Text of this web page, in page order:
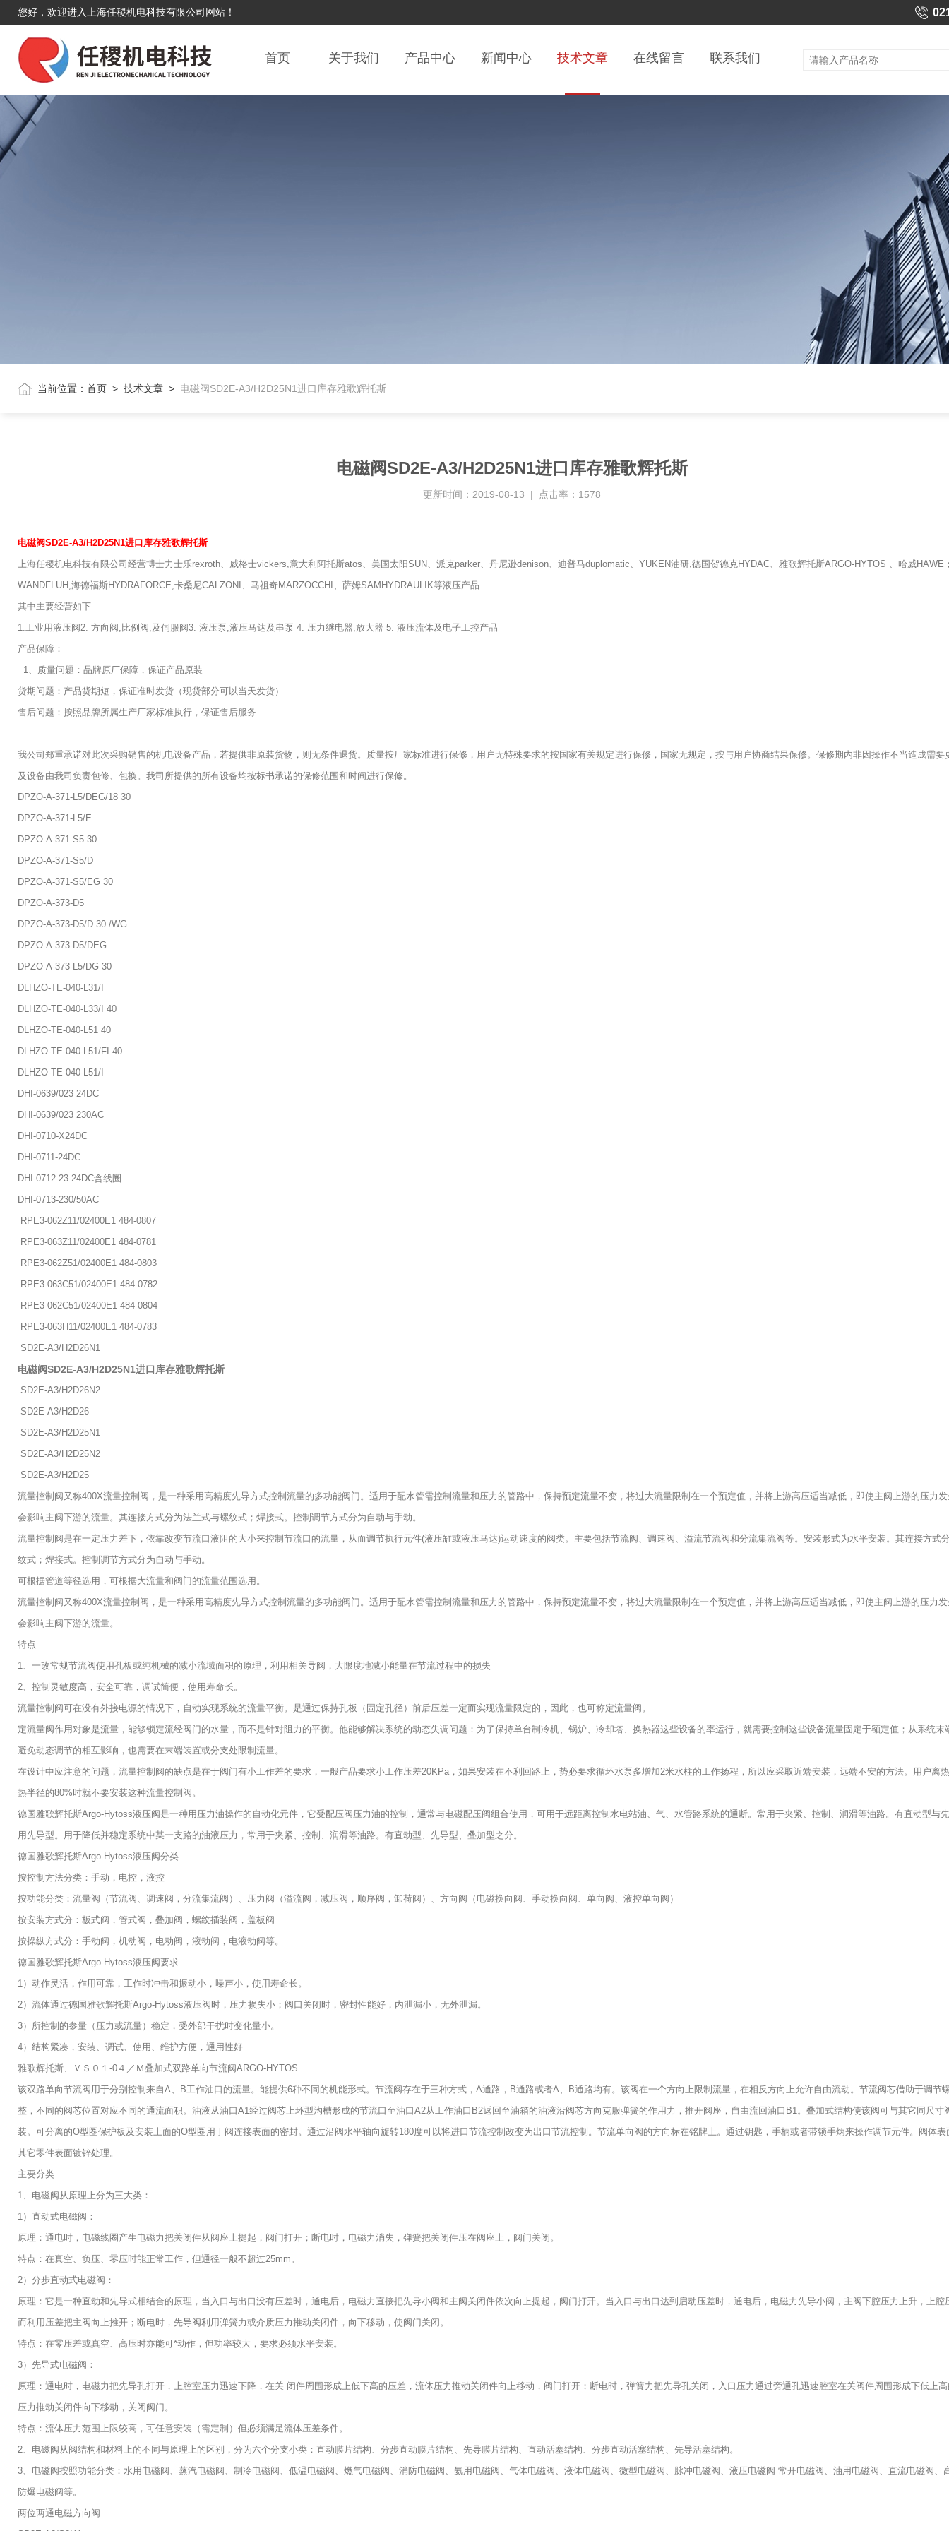
您好，欢迎进入上海任稷机电科技有限公司网站！
首页 关于我们 产品中心 新闻中心 技术文章 在线留言 联系我们
当前位置： 首页 > 技术文章 > 电磁阀SD2E-A3/H2D25N1进口库存雅歌辉托斯
电磁阀SD2E-A3/H2D25N1进口库存雅歌辉托斯
更新时间：2019-08-13 | 点击率：1578
电磁阀SD2E-A3/H2D25N1进口库存雅歌辉托斯
上海任稷机电科技有限公司经营博士力士乐rexroth、威格士vickers,意大利阿托斯atos、美国太阳SUN、派克parker、丹尼逊denison、迪普马duplomatic、YUKEN油研,德国贺德克HYDAC、雅歌辉托斯ARGO-HYTOS 、哈威HAWE
WANDFLUH,海德福斯HYDRAFORCE,卡桑尼CALZONI、马祖奇MARZOCCHI、萨姆SAMHYDRAULIK等液压产品.
其中主要经营如下:
1.工业用液压阀2. 方向阀,比例阀,及伺服阀3. 液压泵,液压马达及串泵 4. 压力继电器,放大器 5. 液压流体及电子工控产品
产品保障：
1、质量问题：品牌原厂保障，保证产品原装
货期问题：产品货期短，保证准时发货（现货部分可以当天发货）
售后问题：按照品牌所属生产厂家标准执行，保证售后服务
我公司郑重承诺对此次采购销售的机电设备产品，若提供非原装货物，则无条件退货。质量按厂家标准进行保修，用户无特殊要求的按国家有关规定进行保修，国家无规定，按与用户协商结果保修。保修期内非因操作不当造成需要
及设备由我司负责包修、包换。我司所提供的所有设备均按标书承诺的保修范围和时间进行保修。
DPZO-A-371-L5/DEG/18 30
DPZO-A-371-L5/E
DPZO-A-371-S5 30
DPZO-A-371-S5/D
DPZO-A-371-S5/EG 30
DPZO-A-373-D5
DPZO-A-373-D5/D 30 /WG
DPZO-A-373-D5/DEG
DPZO-A-373-L5/DG 30
DLHZO-TE-040-L31/I
DLHZO-TE-040-L33/I 40
DLHZO-TE-040-L51 40
DLHZO-TE-040-L51/FI 40
DLHZO-TE-040-L51/I
DHI-0639/023 24DC
DHI-0639/023 230AC
DHI-0710-X24DC
DHI-0711-24DC
DHI-0712-23-24DC含线圈
DHI-0713-230/50AC
RPE3-062Z11/02400E1 484-0807
RPE3-063Z11/02400E1 484-0781
RPE3-062Z51/02400E1 484-0803
RPE3-063C51/02400E1 484-0782
RPE3-062C51/02400E1 484-0804
RPE3-063H11/02400E1 484-0783
SD2E-A3/H2D26N1
电磁阀SD2E-A3/H2D25N1进口库存雅歌辉托斯
SD2E-A3/H2D26N2
SD2E-A3/H2D26
SD2E-A3/H2D25N1
SD2E-A3/H2D25N2
SD2E-A3/H2D25
流量控制阀又称400X流量控制阀，是一种采用高精度先导方式控制流量的多功能阀门。适用于配水管需控制流量和压力的管路中，保持预定流量不变，将过大流量限制在一个预定值，并将上游高压适当减低，即使主阀上游的压力
会影响主阀下游的流量。其连接方式分为法兰式与螺纹式；焊接式。控制调节方式分为自动与手动。
流量控制阀是在一定压力差下，依靠改变节流口液阻的大小来控制节流口的流量，从而调节执行元件(液压缸或液压马达)运动速度的阀类。主要包括节流阀、调速阀、溢流节流阀和分流集流阀等。安装形式为水平安装。其连接方式
纹式；焊接式。控制调节方式分为自动与手动。
可根据管道等径选用，可根据大流量和阀门的流量范围选用。
流量控制阀又称400X流量控制阀，是一种采用高精度先导方式控制流量的多功能阀门。适用于配水管需控制流量和压力的管路中，保持预定流量不变，将过大流量限制在一个预定值，并将上游高压适当减低，即使主阀上游的压力
会影响主阀下游的流量。
特点
1、一改常规节流阀使用孔板或纯机械的减小流域面积的原理，利用相关导阀，大限度地减小能量在节流过程中的损失
2、控制灵敏度高，安全可靠，调试简便，使用寿命长。
流量控制阀可在没有外接电源的情况下，自动实现系统的流量平衡。是通过保持孔板（固定孔径）前后压差一定而实现流量限定的，因此，也可称定流量阀。
定流量阀作用对象是流量，能够锁定流经阀门的水量，而不是针对阻力的平衡。他能够解决系统的动态失调问题：为了保持单台制冷机、锅炉、冷却塔、换热器这些设备的率运行，就需要控制这些设备流量固定于额定值；从系统末
避免动态调节的相互影响，也需要在末端装置或分支处限制流量。
在设计中应注意的问题，流量控制阀的缺点是在于阀门有小工作差的要求，一般产品要求小工作压差20KPa，如果安装在不利回路上，势必要求循环水泵多增加2米水柱的工作扬程，所以应采取近端安装，远端不安的方法。用户离
热半径的80%时就不要安装这种流量控制阀。
德国雅歌辉托斯Argo-Hytoss液压阀是一种用压力油操作的自动化元件，它受配压阀压力油的控制，通常与电磁配压阀组合使用，可用于远距离控制水电站油、气、水管路系统的通断。常用于夹紧、控制、润滑等油路。有直动型与
用先导型。用于降低并稳定系统中某一支路的油液压力，常用于夹紧、控制、润滑等油路。有直动型、先导型、叠加型之分。
德国雅歌辉托斯Argo-Hytoss液压阀分类
按控制方法分类：手动，电控，液控
按功能分类：流量阀（节流阀、调速阀，分流集流阀）、压力阀（溢流阀，减压阀，顺序阀，卸荷阀）、方向阀（电磁换向阀、手动换向阀、单向阀、液控单向阀）
按安装方式分：板式阀，管式阀，叠加阀，螺纹插装阀，盖板阀
按操纵方式分：手动阀，机动阀，电动阀，液动阀，电液动阀等。
德国雅歌辉托斯Argo-Hytoss液压阀要求
1）动作灵活，作用可靠，工作时冲击和振动小，噪声小，使用寿命长。
2）流体通过德国雅歌辉托斯Argo-Hytoss液压阀时，压力损失小；阀口关闭时，密封性能好，内泄漏小，无外泄漏。
3）所控制的参量（压力或流量）稳定，受外部干扰时变化量小。
4）结构紧凑，安装、调试、使用、维护方便，通用性好
雅歌辉托斯、ＶＳ０１-0４／Ｍ叠加式双路单向节流阀ARGO-HYTOS
该双路单向节流阀用于分别控制来自A、B工作油口的流量。能提供6种不同的机能形式。节流阀存在于三种方式，A通路，B通路或者A、B通路均有。该阀在一个方向上限制流量，在相反方向上允许自由流动。节流阀芯借助于调节
整，不同的阀芯位置对应不同的通流面积。油液从油口A1经过阀芯上环型沟槽形成的节流口至油口A2从工作油口B2返回至油箱的油液沿阀芯方向克服弹簧的作用力，推开阀座，自由流回油口B1。叠加式结构使该阀可与其它同尺寸
装。可分离的O型圈保护板及安装上面的O型圈用于阀连接表面的密封。通过沿阀水平轴向旋转180度可以将进口节流控制改变为出口节流控制。节流单向阀的方向标在铭牌上。通过钥匙，手柄或者带锁手炳来操作调节元件。阀体表
其它零件表面镀锌处理。
主要分类
1、电磁阀从原理上分为三大类：
1）直动式电磁阀：
原理：通电时，电磁线圈产生电磁力把关闭件从阀座上提起，阀门打开；断电时，电磁力消失，弹簧把关闭件压在阀座上，阀门关闭。
特点：在真空、负压、零压时能正常工作，但通径一般不超过25mm。
2）分步直动式电磁阀：
原理：它是一种直动和先导式相结合的原理，当入口与出口没有压差时，通电后，电磁力直接把先导小阀和主阀关闭件依次向上提起，阀门打开。当入口与出口达到启动压差时，通电后，电磁力先导小阀，主阀下腔压力上升，上腔
而利用压差把主阀向上推开；断电时，先导阀利用弹簧力或介质压力推动关闭件，向下移动，使阀门关闭。
特点：在零压差或真空、高压时亦能可*动作，但功率较大，要求必须水平安装。
3）先导式电磁阀：
原理：通电时，电磁力把先导孔打开，上腔室压力迅速下降，在关 闭件周围形成上低下高的压差，流体压力推动关闭件向上移动，阀门打开；断电时，弹簧力把先导孔关闭，入口压力通过旁通孔迅速腔室在关阀件周围形成下低上
压力推动关闭件向下移动，关闭阀门。
特点：流体压力范围上限较高，可任意安装（需定制）但必须满足流体压差条件。
2、电磁阀从阀结构和材料上的不同与原理上的区别，分为六个分支小类：直动膜片结构、分步直动膜片结构、先导膜片结构、直动活塞结构、分步直动活塞结构、先导活塞结构。
3、电磁阀按照功能分类：水用电磁阀、蒸汽电磁阀、制冷电磁阀、低温电磁阀、燃气电磁阀、消防电磁阀、氨用电磁阀、气体电磁阀、液体电磁阀、微型电磁阀、脉冲电磁阀、液压电磁阀 常开电磁阀、油用电磁阀、直流电磁阀、
防爆电磁阀等。
两位两通电磁方向阀